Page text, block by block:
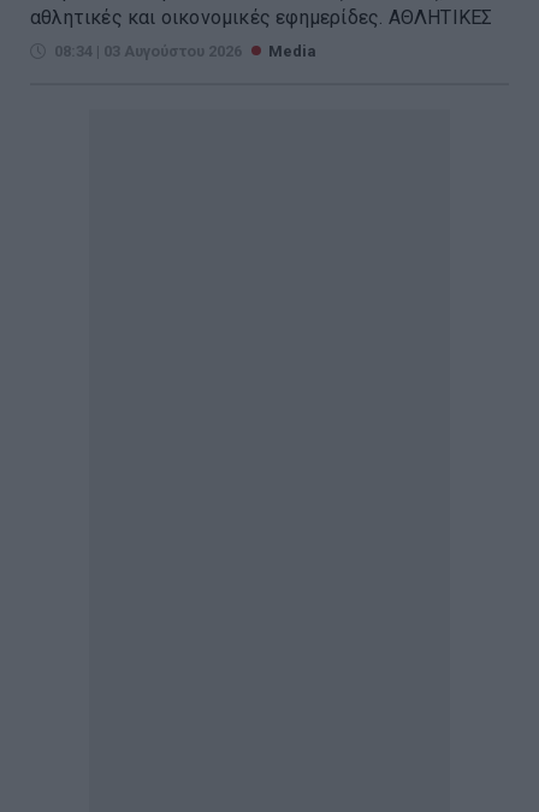
αθλητικές και οικονομικές εφημερίδες. ΑΘΛΗΤΙΚΕΣ
08:34 | 03 Αυγούστου 2026 Media